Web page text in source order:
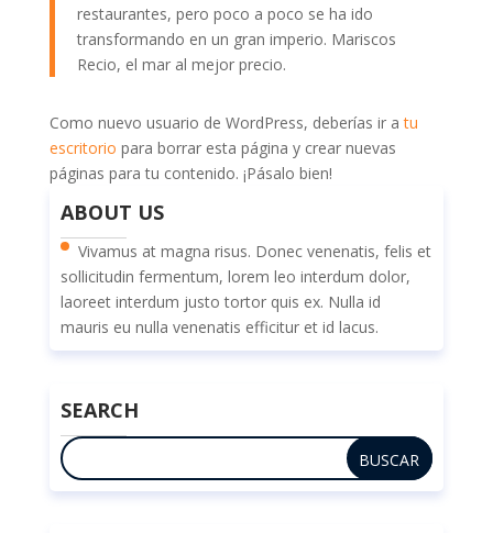
restaurantes, pero poco a poco se ha ido
transformando en un gran imperio. Mariscos
Recio, el mar al mejor precio.
Como nuevo usuario de WordPress, deberías ir atu
escritorio para borrar esta página y crear nuevas
páginas para tu contenido. ¡Pásalo bien!
ABOUT US
Vivamus at magna risus. Donec venenatis, felis et
sollicitudin fermentum, lorem leo interdum dolor,
laoreet interdum justo tortor quis ex. Nulla id
mauris eu nulla venenatis efficitur et id lacus.
SEARCH